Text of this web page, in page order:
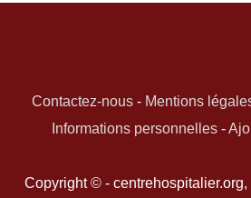
Contactez-nous- Mentions
Informations personnelles -
Copyright © -